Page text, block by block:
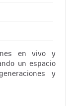
en vivo y
un espacio
y